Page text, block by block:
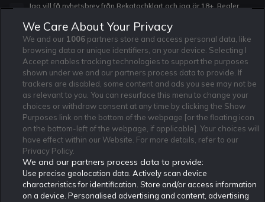
Jag vill få nyhetsbrev från Rekatochklart och jag är 18+. Regler
Rekatochklart.com är Sveriges ledande betting-community. 2017 nominerades
Rekatochklart som en av världens bästa spelinformations-sajter på spelbranschens egen
Oscarsgala EGR Awards.
Affiliate Modell
Kontakta oss
Redaktionen
Ansvarsfullt Spelande
Nyhetsarkiv
Tipsarkiv
Cookie Policy
Användarvilkor
Integritetspolicy
Sportkalender
We Care About Your Privacy
We and our 1006 partners store and access personal data, like
browsing data or unique identifiers, on your device. Selecting I
Accept enables tracking technologies to support the purposes
shown under we and our partners process data to provide. If
trackers are disabled, some content and ads you see may not be
as relevant to you. You can resurface this menu to change your
choices or withdraw consent at any time by clicking the Show
Purposes link on the bottom of the webpage [or the floating icon
on the bottom-left of the webpage, if applicable]. Your choices will
have effect within our Website. For more details, refer to our
Privacy Policy.
We and our partners process data to provide:
Use precise geolocation data. Actively scan device
characteristics for identification. Store and/or access information
on a device. Personalised advertising and content, advertising